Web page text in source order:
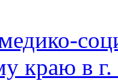
краю в